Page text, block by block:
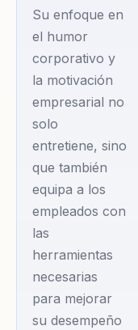
Su enfoque en
el humor
corporativo y
la motivación
empresarial no
solo
entretiene, sino
que también
equipa a los
empleados con
las
herramientas
necesarias
para mejorar
su desempeño